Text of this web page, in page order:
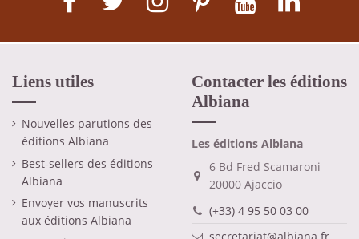
Liens utiles
Nouvelles parutions des
éditions Albiana
Best-sellers des éditions
Albiana
Envoyer vos manuscrits
aux éditions Albiana
Contacter les éditions
Albiana
Les éditions Albiana
6 Bd Fred Scamaroni
20000 Ajaccio
(+33) 4 95 50 03 00